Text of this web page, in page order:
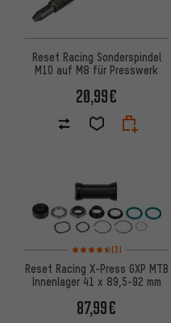
Reset Racing Sonderspindel
M10 auf M8 für Presswerk
20,99€
Bewertungen: 4,5 von
(3)
Reset Racing X-Press GXP MTB
Innenlager 41 x 89,5-92 mm
87,99€